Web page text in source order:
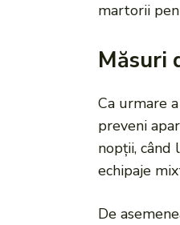
martorii
Măsuri
Ca urmare
preveni
nopții, când
echipaje
De